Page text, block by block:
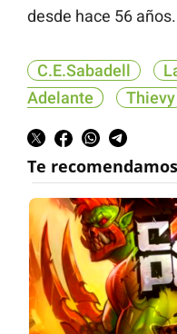
desde hace 56 años.
C.E.Sabadell
Adelante
Thievy